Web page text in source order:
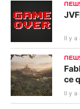
Il y
ce
Il y